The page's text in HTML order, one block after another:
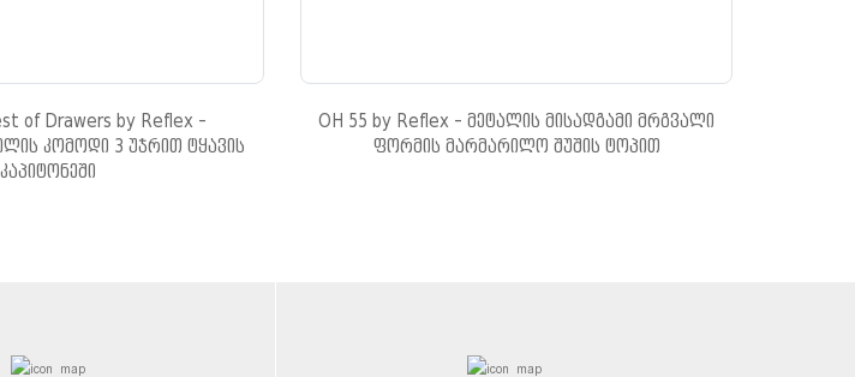
of Drawers by Reflex -
კომოდი 3 უჯრით ტყავის
კაპიტონეში
OH 55 by Reflex - მეტალის მისადგამი მრგვალი
ფორმის მარმარილო შუშის ტოპით